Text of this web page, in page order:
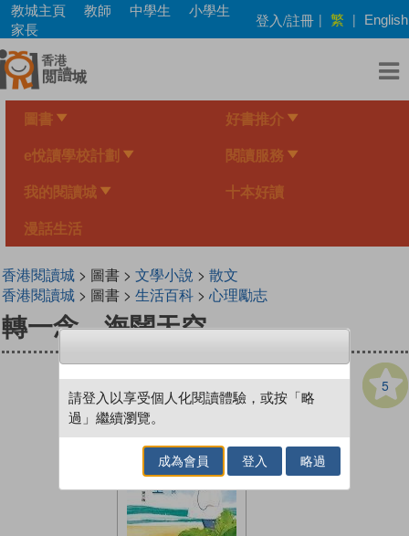
Skip
main
content
教城主頁 教師 中學生
小學生
家長
登入/註冊 | 繁 | English
圖書 好書推介
e悅讀學校計劃 閱讀服務
我的閱讀城 十本好讀
漫話生活
香港閱讀城> 圖書 > 文學小說 > 散文
香港閱讀城> 圖書 > 生活百科> 心理勵志
轉一念，海闊天空
5
請登入以享受個人化閱讀體驗，或按「略
過」繼續瀏覽。
成為會員 登入 略過